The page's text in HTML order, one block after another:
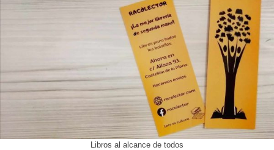
Libros al alcance de todos